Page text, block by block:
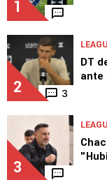
1
2 3
DT
ante
3